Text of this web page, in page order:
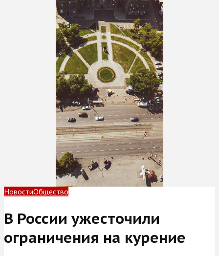
НовостиОбщество
В России ужесточили
ограничения на курение